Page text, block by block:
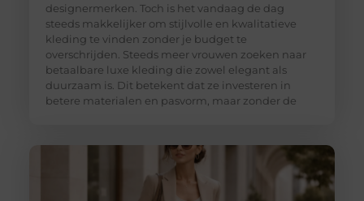
designermerken. Toch is het vandaag de dag
steeds makkelijker om stijlvolle en kwalitatieve
kleding te vinden zonder je budget te
overschrijden. Steeds meer vrouwen zoeken naar
betaalbare luxe kleding die zowel elegant als
duurzaam is. Dit betekent dat ze investeren in
betere materialen en pasvorm, maar zonder de